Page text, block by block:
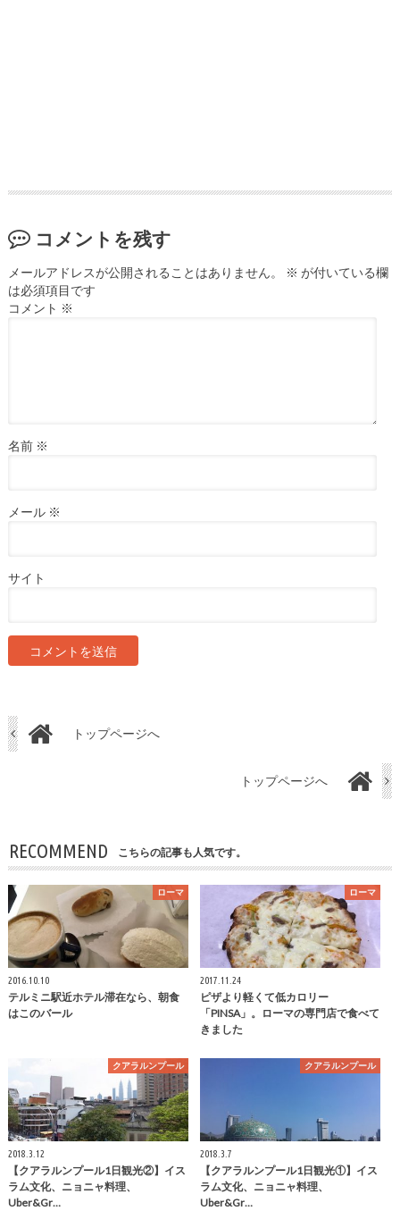
コメントを残す
メールアドレスが公開されることはありません。 ※ が付いている欄
は必須項目です
コメント ※
名前 ※
メール ※
サイト
トップページへ
トップページへ
RECOMMEND こちらの記事も人気です。
ローマ
2016.10.10
テルミニ駅近ホテル滞在なら、朝食
はこのバール
ローマ
2017.11.24
ピザより軽くて低カロリー
「PINSA」。ローマの専門店で食べて
きました
クアラルンプール
2018.3.12
【クアラルンプール1日観光②】イス
ラム文化、ニョニャ料理、
Uber&Gr…
クアラルンプール
2018.3.7
【クアラルンプール1日観光①】イス
ラム文化、ニョニャ料理、
Uber&Gr…